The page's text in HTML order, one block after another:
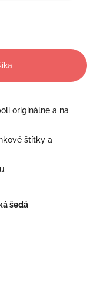
originálne a na
štítky a
šedá